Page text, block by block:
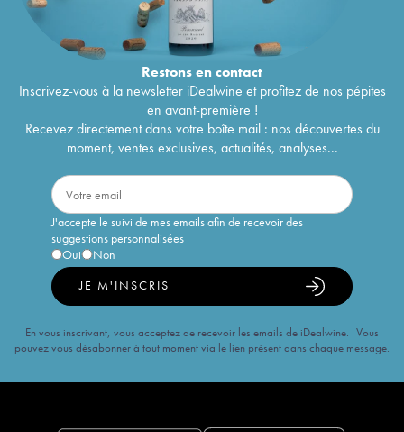
Restons encontact
Inscrivez-vous à la newsletter iDealwine et profitez de nos pépites
en avant-première !
Recevez directement dans votre boîte mail : nos découvertes du
moment, ventes exclusives, actualités, analyses...
J'accepte le suivi de mes emails afin de recevoir des
suggestions personnalisées
Oui
Non
JE M'INSCRIS
En vous inscrivant, vous acceptez de recevoir les emails de iDealwine. Vous
pouvez vous désabonner à tout moment via le lien présent dans chaque message.